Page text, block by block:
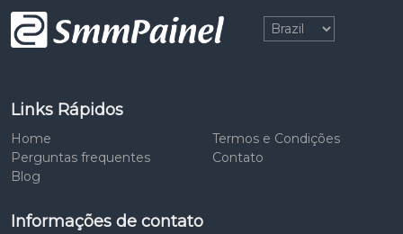
Links Rápidos
Home
Perguntas frequentes
Blog
Termos e Condições
Contato
Informações de contato